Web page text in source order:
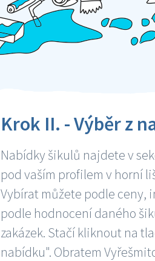
Krok II. - Výběr z
Nabídky šikulů najdete v
pod vaším profilem v horní
Vybírat můžete podle ceny,
podle hodnocení daného
zakázek. Stačí kliknout na
nabídku". Obratem